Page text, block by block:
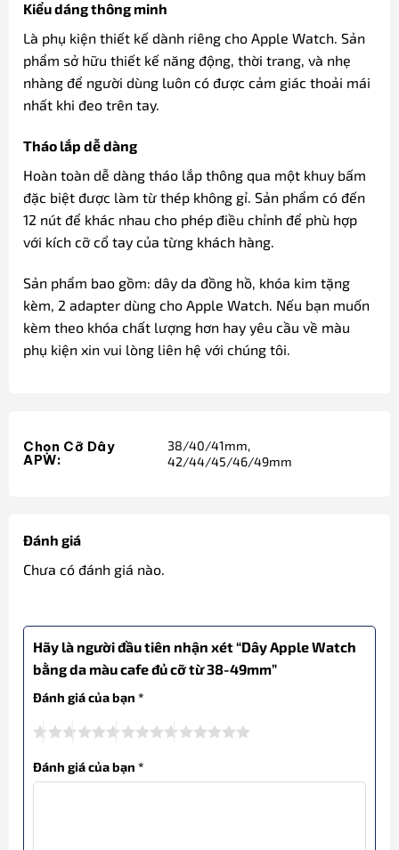
Kiểu dáng thông minh
Là phụ kiện thiết kế dành riêng cho Apple Watch. Sản
phẩm sở hữu thiết kế năng động, thời trang, và nhẹ
nhàng để người dùng luôn có được cảm giác thoải mái
nhất khi đeo trên tay.
Tháo lắp dễ dàng
Hoàn toàn dễ dàng tháo lắp thông qua một khuy bấm
đặc biệt được làm từ thép không gỉ. Sản phẩm có đến
12 nút để khác nhau cho phép điều chỉnh để phù hợp
với kích cỡ cổ tay của từng khách hàng.
Sản phẩm bao gồm: dây da đồng hồ, khóa kim tặng
kèm, 2 adapter dùng cho Apple Watch. Nếu bạn muốn
kèm theo khóa chất lượng hơn hay yêu cầu về màu
phụ kiện xin vui lòng liên hệ với chúng tôi.
Chọn Cỡ Dây
APW:
38/40/41mm,
42/44/45/46/49mm
Đánh giá
Chưa có đánh giá nào.
Hãy là người đầu tiên nhận xét “Dây Apple Watch
bằng da màu cafe đủ cỡ từ 38-49mm”
Đánh giá của bạn *
Đánh giá của bạn *